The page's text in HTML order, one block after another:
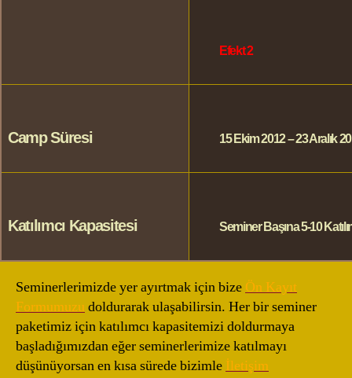
Efekt 2
Camp Süresi 15 Ekim 2012 – 23 Aralık
Katılımcı Kapasitesi Seminer Başına 5-10
Seminerlerimizde yer ayırtmak için bize Ön Kayıt
Formumuzu doldurarak ulaşabilirsin. Her bir seminer
paketimiz için katılımcı kapasitemizi doldurmaya
başladığımızdan eğer seminerlerimize katılmayı
düşünüyorsan en kısa sürede bizimle İletişim